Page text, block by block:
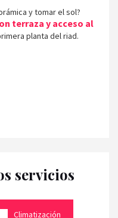
y tomar el sol?
terraza y acceso al
planta del riad.
servicios
Climatización